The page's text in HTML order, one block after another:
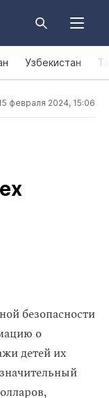
Узбекистан
февраля 2024, 15:06
безопасности
о
детей их